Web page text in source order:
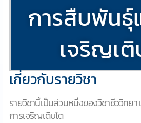
การสืบพันธุ์
เจริญเติ
เกี่ยวกับรายวิชา
รายวิชานี้เป็นส่วนหนึ่งของวิชาชีววิทยา
การเจริญเติบโต